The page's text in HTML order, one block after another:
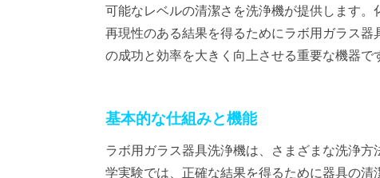
可能なレベルの清潔さを洗浄機が提供します
再現性のある結果を得るためにラボ用ガラス
の成功と効率を大きく向上させる重要な機器で
基本的な仕組みと機能
ラボ用ガラス器具洗浄機は、さまざまな洗浄
学実験では、正確な結果を得るために器具の